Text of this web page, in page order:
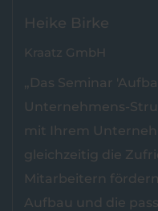
Heike Birke
Kraatz GmbH
„Das Seminar
Unternehmens-
mit Ihrem
gleichzeitig die
Mitarbeitern
Aufbau und die